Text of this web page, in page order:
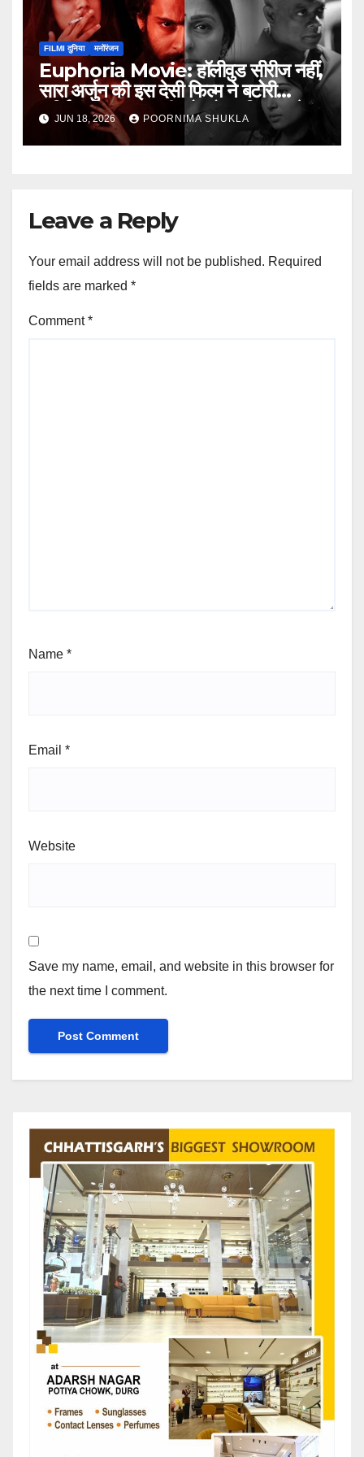
FILMI दुनिया मनोंरंजन
Euphoria Movie: हॉलीवुड सीरीज नहीं,
सारा अर्जुन की इस देसी फिल्म ने बटोरी
सुर्खियां; दमदार कहानी और बोल्ड किरदार ने
जीता दिल…
JUN 18, 2026 POORNIMA SHUKLA
Leave a Reply
Your email address will not be published. Required
fields are marked *
Comment*
Name *
Email *
Website
Save my name, email, and website in this browser for
the next time I comment.